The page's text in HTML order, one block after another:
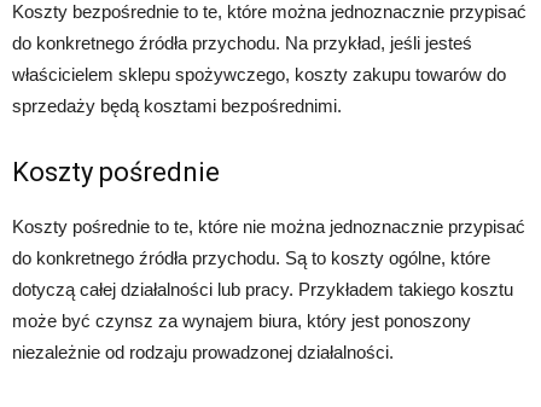
Koszty bezpośrednie to te, które można jednoznacznie przypisać
do konkretnego źródła przychodu. Na przykład, jeśli jesteś
właścicielem sklepu spożywczego, koszty zakupu towarów do
sprzedaży będą kosztami bezpośrednimi.
Koszty pośrednie
Koszty pośrednie to te, które nie można jednoznacznie przypisać
do konkretnego źródła przychodu. Są to koszty ogólne, które
dotyczą całej działalności lub pracy. Przykładem takiego kosztu
może być czynsz za wynajem biura, który jest ponoszony
niezależnie od rodzaju prowadzonej działalności.